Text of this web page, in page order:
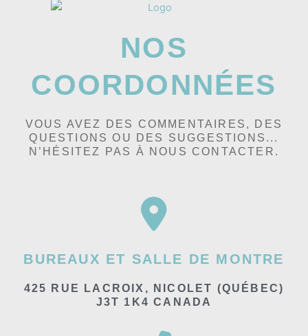
NOS
COORDONNÉES
VOUS AVEZ DES COMMENTAIRES, DES
QUESTIONS OU DES SUGGESTIONS...
N’HÉSITEZ PAS À NOUS CONTACTER.
BUREAUX ET SALLE DE MONTRE
425 RUE LACROIX, NICOLET (QUÉBEC)
J3T 1K4 CANADA